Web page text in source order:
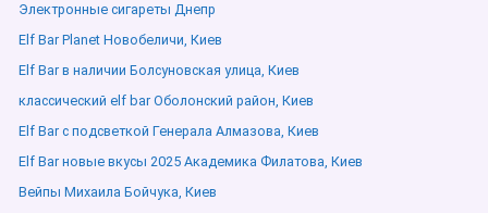
Электронные сигареты Днепр
Elf Bar Planet Новобеличи, Киев
Elf Bar в наличии Болсуновская улица, Киев
классический elf bar Оболонский район, Киев
Elf Bar с подсветкой Генерала Алмазова, Киев
Elf Bar новые вкусы 2025 Академика Филатова, Киев
Вейпы Михаила Бойчука, Киев